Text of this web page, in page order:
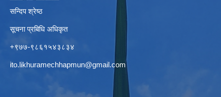
सन्दिप श्रेष्ठ
सूचना प्रबिधि अधिकृत
+९७७-९८६१५४३८३४
ito.likhuramechhapmun@gmail.com